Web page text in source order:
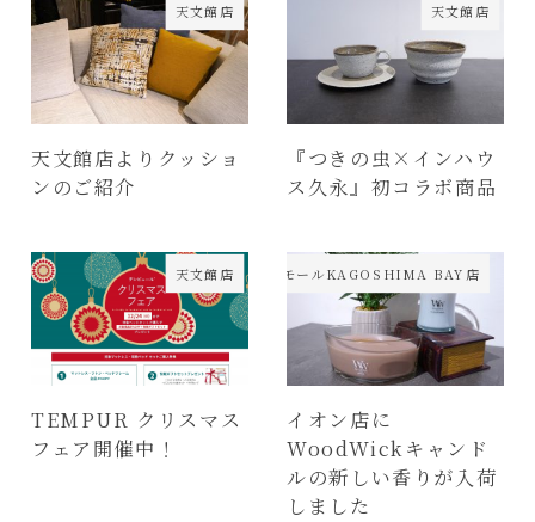
天文館店
天文館店よりクッショ
ンのご紹介
天文館店
『つきの虫×インハウ
ス久永』初コラボ商品
天文館店
TEMPUR クリスマス
フェア開催中！
イオンモールKAGOSHIMA BAY店
イオン店に
WoodWickキャンド
ルの新しい香りが入荷
しました